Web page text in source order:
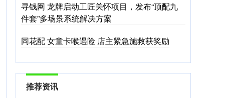
寻钱网 龙牌启动工匠关怀项目，发布“顶配九
件套”多场景系统解决方案
同花配 女童卡喉遇险 店主紧急施救获奖励
推荐资讯